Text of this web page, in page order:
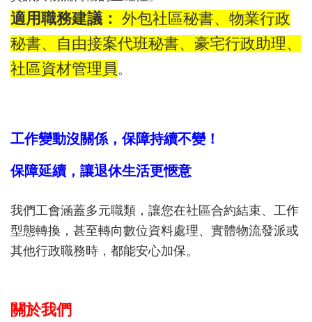
適用職務建議： 外包社區秘書、物業行政
秘書、自由接案代班秘書、豪宅行政助理、
社區資材管理員 。
工作變動沒關係，保障持續不變！
保障延續，讓退休生活更愜意
我們工會涵蓋多元職類，讓您在社區合約結束、工作
型態轉換，甚至轉向數位資料處理、實體物流發派或
其他行政職務時，都能安心加保。
關於我們